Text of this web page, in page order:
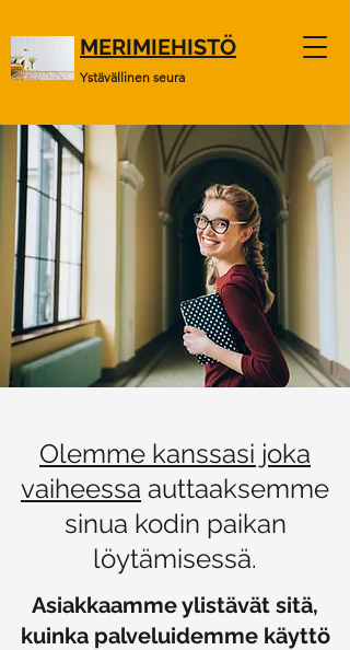
MERIMIEHISTÖ
Ystävällinen seura
Olemme kanssasi joka
vaiheessa auttaaksemme
sinua kodin paikan
löytämisessä.
Asiakkaamme ylistävät sitä,
kuinka palveluidemme käyttö